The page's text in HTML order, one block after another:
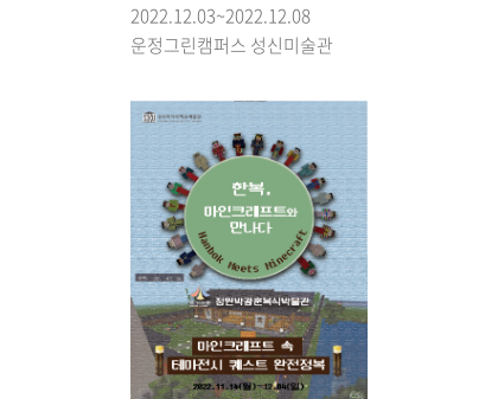
2022.12.03~2022.12.08
운정그린캠퍼스 성신미술관